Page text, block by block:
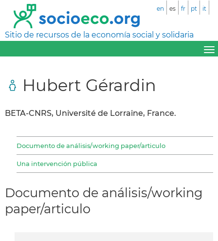
Sitio de recursos de la economía social y solidaria
en es fr pt it
Hubert Gérardin
BETA-CNRS, Université de Lorraine, France.
Documento de análisis/working paper/articulo
Una intervención pública
Documento de análisis/working
paper/articulo